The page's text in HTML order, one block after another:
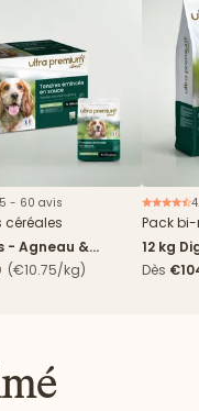
- 60 avis
céréales
- Agneau &
(€10.75/kg)
Pack
12 kg
boîtes
Dès